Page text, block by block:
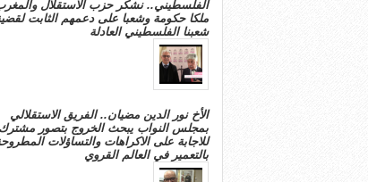
الفلسطيني.. نشكر حزب الاستقلال
ملكا حكومة وشعبا على دعمهم الثابت
شعبنا الفلسطيني العادلة
الأخ نور الدين مضيان.. الفريق الاستقلالي
بمجلس النواب يبحث الخروج بتصور مشترك
للاجابة على الاكراهات والتساؤلات
بالتعمير في العالم القروي